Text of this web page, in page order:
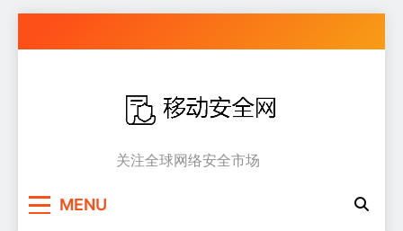
to
移动安全网
关注全球网络安全市场
MENU